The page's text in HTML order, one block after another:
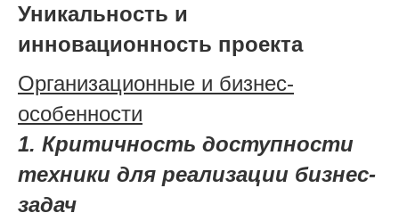
Уникальность и
инновационность проекта
Организационные и бизнес-
особенности
1. Критичность доступности
техники для реализации бизнес-
задач